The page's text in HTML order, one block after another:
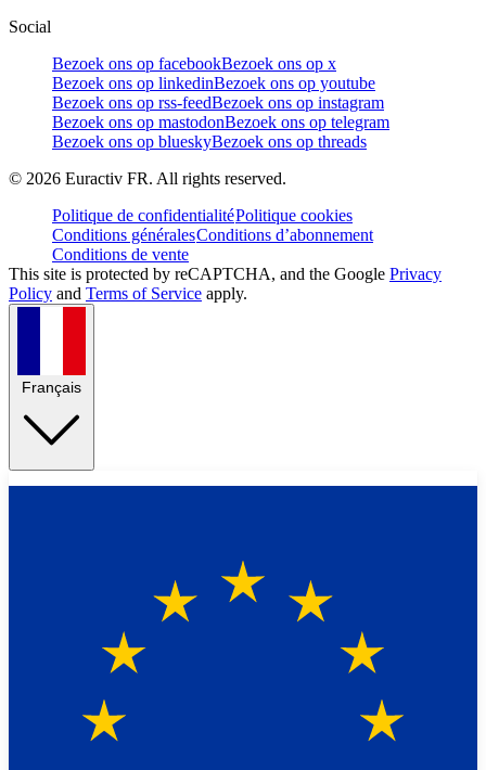
Social
Bezoek ons op facebookBezoek ons op x
Bezoek ons op linkedinBezoek ons op youtube
Bezoek ons op rss-feedBezoek ons op instagram
Bezoek ons op mastodonBezoek ons op telegram
Bezoek ons op blueskyBezoek ons op threads
© 2026 Euractiv FR. All rights reserved.
Politique de confidentialitéPolitique cookies
Conditions généralesConditions d’abonnement
Conditions de vente
This site is protected by reCAPTCHA, and the Google Privacy
Policy and Terms of Service apply.
Français